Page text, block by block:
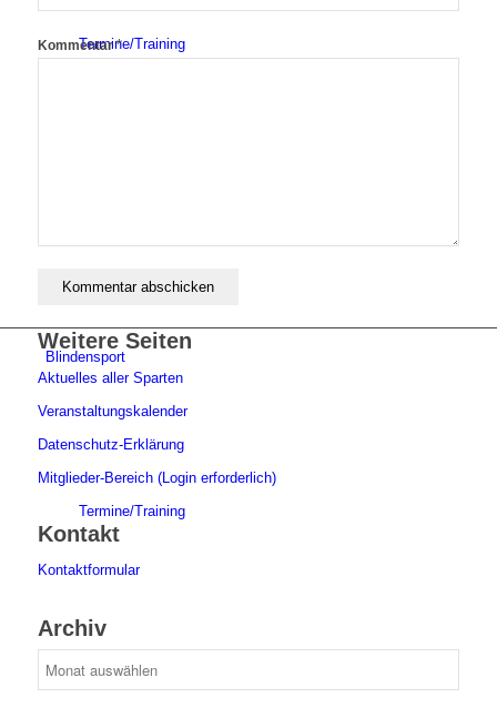
Termine/Training
Blindensport
Termine/Training
Aktuelles
Kommentar*
Weitere Seiten
Aktuelles aller Sparten
Veranstaltungskalender
Datenschutz-Erklärung
Mitglieder-Bereich (Login erforderlich)
Kontakt
Kontaktformular
Archiv